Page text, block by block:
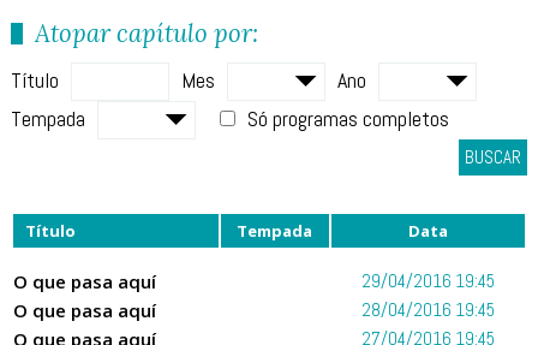
Atopar capítulo por:
Título Mes
Ano
Tempada
Só programas completos
BUSCAR
Título Tempada Data
O que pasa aquí 29/04/2016 19:45
O que pasa aquí 28/04/2016 19:45
O que pasa aquí 27/04/2016 19:45